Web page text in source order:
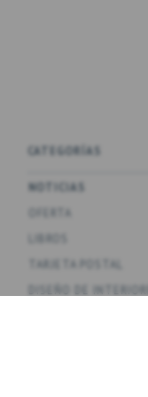
CATEGORÍAS
NOTICIAS
TARJETA POSTAL